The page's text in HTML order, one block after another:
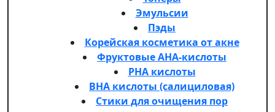
Эмульсии
Пэды
Корейская косметика от акне
Фруктовые AHA-кислоты
PHA кислоты
BHA кислоты (салициловая)
Стики для очищения пор